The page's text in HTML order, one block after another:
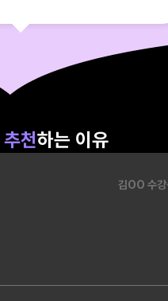
추천하는 이유
김OO 수강